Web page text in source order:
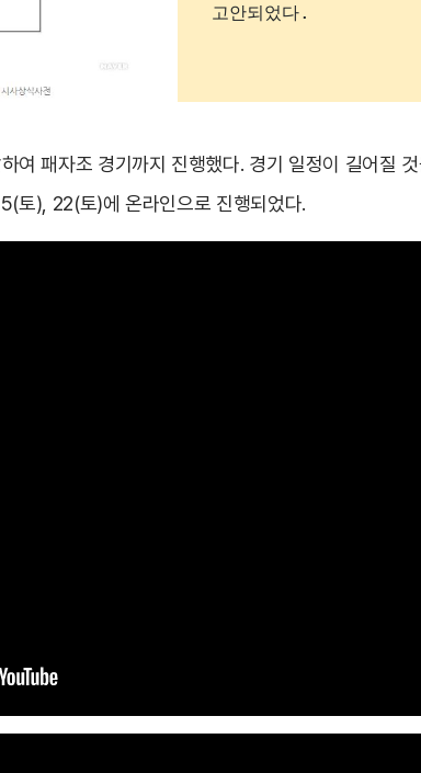
고안되었다.
여 패자조 경기까지 진행했다. 경기 일정이 길어질
토), 22(토)에 온라인으로 진행되었다.